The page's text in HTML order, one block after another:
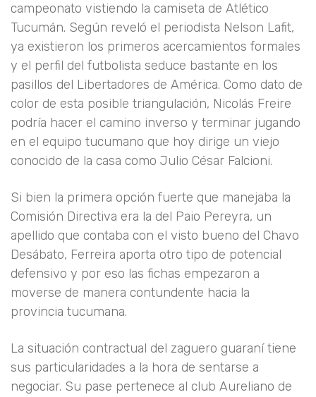
campeonato vistiendo la camiseta de Atlético
Tucumán. Según reveló el periodista Nelson Lafit,
ya existieron los primeros acercamientos formales
y el perfil del futbolista seduce bastante en los
pasillos del Libertadores de América. Como dato de
color de esta posible triangulación, Nicolás Freire
podría hacer el camino inverso y terminar jugando
en el equipo tucumano que hoy dirige un viejo
conocido de la casa como Julio César Falcioni.
Si bien la primera opción fuerte que manejaba la
Comisión Directiva era la del Paio Pereyra, un
apellido que contaba con el visto bueno del Chavo
Desábato, Ferreira aporta otro tipo de potencial
defensivo y por eso las fichas empezaron a
moverse de manera contundente hacia la
provincia tucumana.
La situación contractual del zaguero guaraní tiene
sus particularidades a la hora de sentarse a
negociar. Su pase pertenece al club Aureliano de